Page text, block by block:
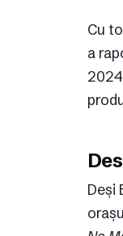
Cu
a
Deși